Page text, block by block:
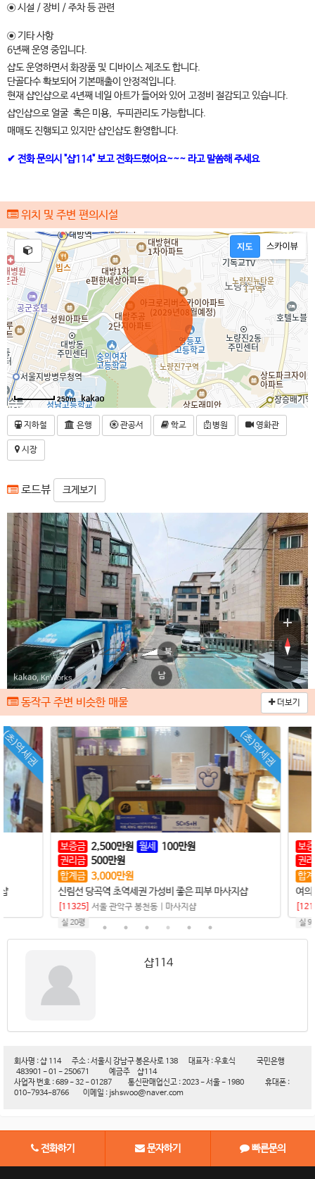
◉ 시설 / 장비 / 주차 등 관련
◉ 기타 사항
6년째 운영 중입니다.
샵도 운영하면서 화장품 및 디바이스 제조도 합니다.
단골다수 확보되어 기본매출이 안정적입니다.
현재 샵인샵으로 4년째 네일 아트가 들어와 있어 고정비 절감되고 있습니다.
샵인샵으로 얼굴 혹은 미용, 두피관리도 가능합니다.
매매도 진행되고 있지만 샵인샵도 환영합니다.
✔ 전화 문의시 "샵114" 보고 전화드렸어요~~~ 라고 말씀해 주세요
위치 및 주변 편의시설
250m
지하철 은행 관공서 학교 병원 영화관
시장
로드뷰 크게보기
의대방로36
여의대방로
북
남
, KnWorks
더보기
동작구 주변 비슷한 매물
세권 (초)역세권
보증금 2,500만원 월세 100만원
권리금 500만원
합계금 3,000만원
신림선 당곡역 초역세권 가성비 좋은 피부 마사지샵
[11325] 서울 관악구 봉천동|마사지샵
실 20평
보증금
권리금
합계금
여의
실 90평
샵114
회사명 : 샵 114 주소 : 서울시 강남구 봉은사로 138 대표자 : 우호식 국민은행
483901 - 01 - 250671 예금주 샵114
사업자 번호 : 689 - 32 - 01287 통신판매업신고 : 2023 - 서울 - 1980 휴대폰 :
010-7934-8766 이메일 : jshswoo@naver.com
전화하기 문자하기 빠른문의